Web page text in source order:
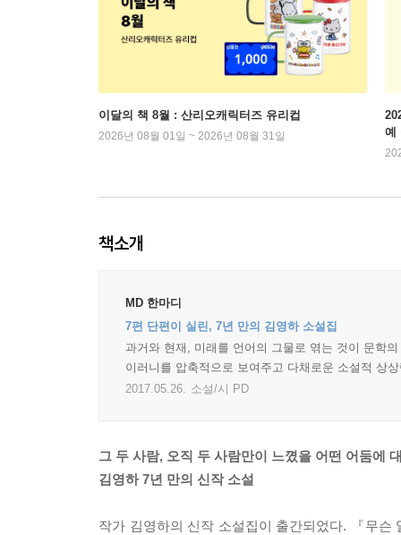
이달의 책 8월 : 산리오캐릭터즈 유리컵
2026년 08월 01일 ~ 2026년 08월 31일
예
책소개
MD 한마디
7편 단편이 실린, 7년 만의 김영하 소설집
과거와 현재, 미래를 언어의 그물로 엮는 것이 문학
이러니를 압축적으로 보여주고 다채로운 소설적 상
2017.05.26. 소설/시 PD
그 두 사람, 오직 두 사람만이 느꼈을 어떤 어둠에
김영하 7년 만의 신작 소설
작가 김영하의 신작 소설집이 출간되었다. 『무